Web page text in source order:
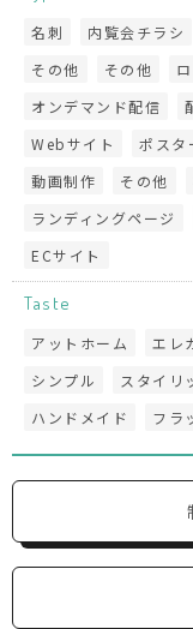
名刺 内覧会チラシ
その他
その他
オンデマンド配信
Webサイト
ポスタ
動画制作
その他
ランディングページ
ECサイト
Taste
アットホーム エレ
シンプル
スタイリ
ハンドメイド
フラ